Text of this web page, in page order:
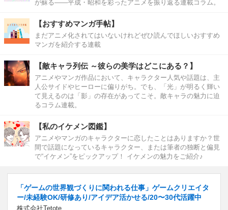
が蘇る――平成・昭和を彩ったアニメを振り返る連載コラム。
【おすすめマンガ手帖】
まだアニメ化されてはいないけれどぜひ読んでほしいおすすめ
マンガを紹介する連載
【敵キャラ列伝 ～彼らの美学はどこにある？】
アニメやマンガ作品において、キャラクター人気や話題は、主
人公サイドやヒーローに偏りがち。でも、「光」が明るく輝い
て見えるのは「影」の存在があってこそ。敵キャラの魅力に迫
るコラム連載。
【私のイケメン図鑑】
アニメやマンガのキャラクターに恋したことはありますか？世
間で話題になっているキャラクター、または筆者の独断と偏見
で“イケメン”をピックアップ！ イケメンの魅力をご紹介♪
「ゲームの世界観づくりに関われる仕事」ゲームクリエイタ
ー/未経験OK/研修あり/アイデア活かせる/20〜30代活躍中
株式会社Tetote